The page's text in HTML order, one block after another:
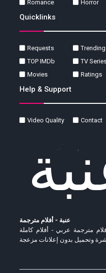
Romance
Horror
Quicklinks
Requests
Trending
TOP IMDb
TV
Movies
Ratings
Help & Support
Video Quality Contact
عنبة - أفلام مترجمة
مترجمة عربي - أفلام كاملة
وتحميل بدون إعلانات مزعجة